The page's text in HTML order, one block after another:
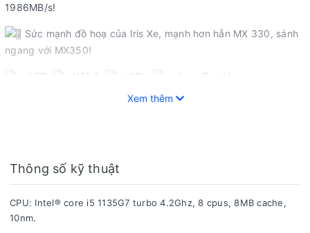
1986MB/s!
Sức mạnh đồ hoạ của Iris Xe, mạnh hơn hẳn MX 330, sánh
ngang với MX350!
LED, Wifi 6, 10h, Acer TrueHarmony
Mua tại Gia Thuỵ, tiết kiệm hẳn 3tr5, bảo hành chính hãng
- Miễn phí trọn đời phần mềm.
- - - - - - - - - - - - -- - - - - - - - - - - - - - - - - - - - - - - -
Xem thêm
Thông số kỹ thuật
CPU: Intel® core i5 1135G7 turbo 4.2Ghz, 8 cpus, 8MB cache,
10nm.